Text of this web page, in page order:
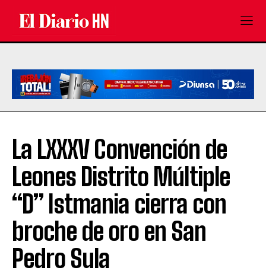
La LXXXV Convención de
Leones Distrito Múltiple
“D” Istmania cierra con
broche de oro en San
Pedro Sula